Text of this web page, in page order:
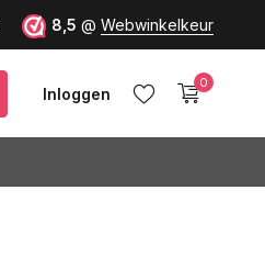
8,5 @ Webwinkelkeur
Inloggen
0